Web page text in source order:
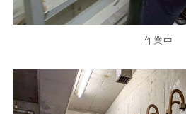
作業中